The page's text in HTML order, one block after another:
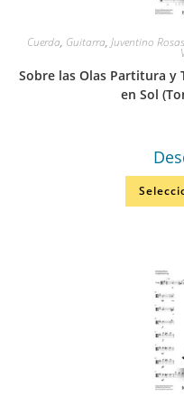
Cuerda, Guitarra, Juventino Rosas
Sobre las Olas Partitura
en Sol